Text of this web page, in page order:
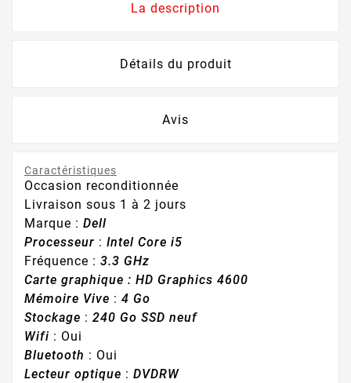
La description
Détails du produit
Avis
Caractéristiques
Occasion reconditionnée
Livraison sous 1 à 2 jours
Marque : Dell
Processeur : Intel Core i5
Fréquence : 3.3 GHz
Carte graphique : HD Graphics 4600
Mémoire Vive : 4 Go
Stockage : 240 Go SSD neuf
Wifi : Oui
Bluetooth : Oui
Lecteur optique : DVDRW